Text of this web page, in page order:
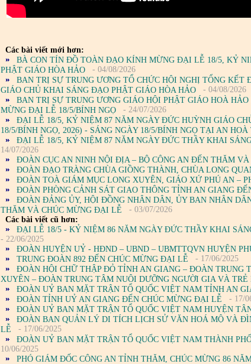
Các bài viết mới hơn:
BÀ CON TÍN ĐỒ TOÀN ĐẠO KÍNH MỪNG ĐẠI LỄ 18/5, KỶ
PHẬT GIÁO HÒA HẢO
- 04/08/2026
BAN TRỊ SỰ TRUNG ƯƠNG TỔ CHỨC HỘI NGHỊ TỔNG
GIÁO CHỦ KHAI SÁNG ĐẠO PHẬT GIÁO HÒA HẢO
- 04/08/2026
BAN TRỊ SỰ TRUNG ƯƠNG GIÁO HỘI PHẬT GIÁO HOÀ
MỪNG ĐẠI LỄ 18/5/BÍNH NGỌ
- 24/07/2026
ĐẠI LỄ 18/5, KỶ NIỆM 87 NĂM NGÀY ĐỨC HUỲNH GIÁO
18/5/BÍNH NGỌ, 2026) - SÁNG NGÀY 18/5/BÍNH NGỌ TẠI AN
ĐẠI LỄ 18/5, KỶ NIỆM 87 NĂM NGÀY ĐỨC THẦY KHAI
14/07/2026
ĐOÀN CỤC AN NINH NỘI ĐỊA – BỘ CÔNG AN ĐẾN THĂM
ĐOÀN ĐẠO TRÀNG CHÙA GIỒNG THÀNH, CHÙA LONG
ĐOÀN TOÀ GIÁM MỤC LONG XUYÊN, GIÁO XỨ PHÚ AN –
ĐOÀN PHÒNG CẢNH SÁT GIAO THÔNG TỈNH AN GIANG
ĐOÀN ĐẢNG ỦY, HỘI ĐỒNG NHÂN DÂN, ỦY BAN NHÂN
THĂM VÀ CHÚC MỪNG ĐẠI LỄ
- 03/07/2026
Các bài viết cũ hơn:
ĐẠI LỄ 18/5 - KỶ NIỆM 86 NĂM NGÀY ĐỨC THẦY KHAI
- 22/06/2025
ĐOÀN HUYỆN UỶ - HĐND – UBND – UBMTTQVN HUYỆN
TRUNG ĐOÀN 892 ĐẾN CHÚC MỪNG ĐẠI LỄ
- 17/06/2025
ĐOÀN HỘI CHỮ THẬP ĐỎ TỈNH AN GIANG – ĐOÀN TRUNG
XUYÊN – ĐOÀN TRUNG TÂM NUÔI DƯỠNG NGƯỜI GIA VÀ
ĐOÀN UỶ BAN MẶT TRẬN TỔ QUỐC VIỆT NAM TỈNH AN
ĐOÀN TỈNH UỶ AN GIANG ĐẾN CHÚC MỪNG ĐẠI LỄ
- 17/
ĐOÀN UỶ BAN MẶT TRẬN TỔ QUỐC VIỆT NAM HUYỆN
ĐOÀN BAN QUẢN LÝ DI TÍCH LỊCH SỬ VĂN HOÁ MỘ VÀ
LỄ
- 17/06/2025
ĐOÀN UỶ BAN MẶT TRẬN TỔ QUỐC VIỆT NAM THÀNH
10/06/2025
PHÓ GIÁM ĐỐC CÔNG AN TỈNH THĂM, CHÚC MỪNG 86